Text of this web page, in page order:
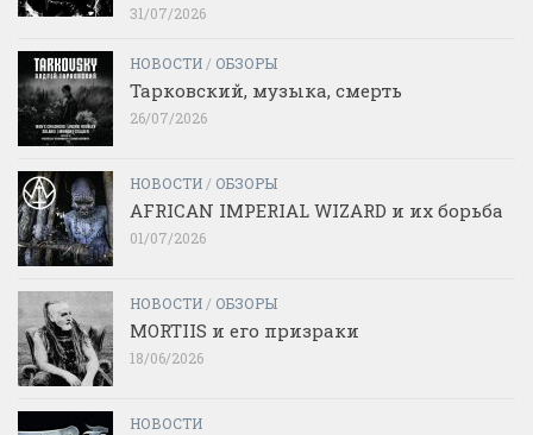
31/07/2026
НОВОСТИ / ОБЗОРЫ
Тарковский, музыка, смерть
26/07/2026
НОВОСТИ / ОБЗОРЫ
AFRICAN IMPERIAL WIZARD и их борьба
01/07/2026
НОВОСТИ / ОБЗОРЫ
MORTIIS и его призраки
18/06/2026
НОВОСТИ